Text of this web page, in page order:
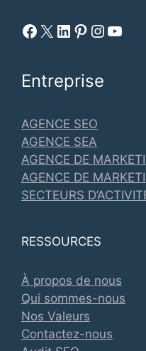
Facebook Metadosi
Metadosi est sur X Metadosi sur Linkedin
Metadosi sur Pinterest
Metadosi sur
Metadosi sur
Entreprise
AGENCE SEO
AGENCE SEA
AGENCE DE
AGENCE DE
SECTEURS
RESSOURCES
À propos de nous
Qui sommes-nous
Nos Valeurs
Contactez-nous